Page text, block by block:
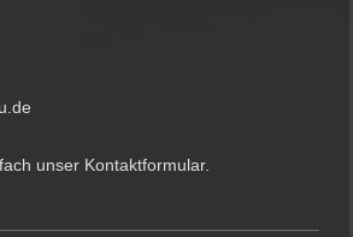
unser Kontaktformular.